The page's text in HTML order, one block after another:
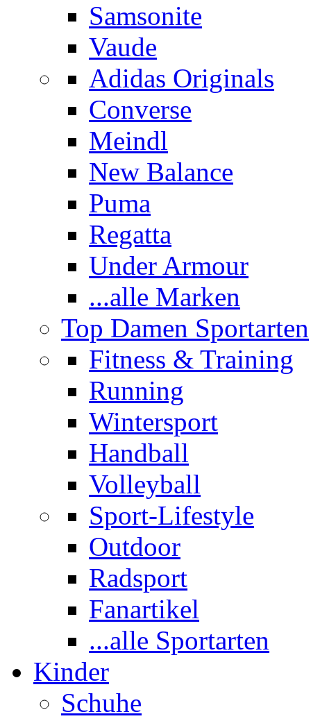
Samsonite
Vaude
Adidas Originals
Converse
Meindl
New Balance
Puma
Regatta
Under Armour
...alle Marken
Top Damen Sportarten
Fitness & Training
Running
Wintersport
Handball
Volleyball
Sport-Lifestyle
Outdoor
Radsport
Fanartikel
...alle Sportarten
Kinder
Schuhe